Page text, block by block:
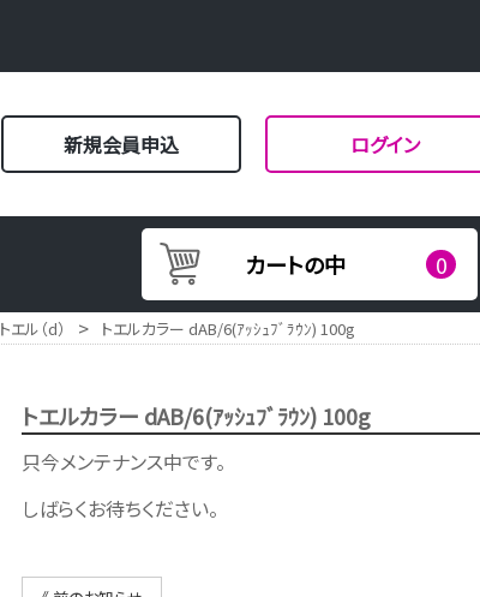
新規会員申込 ログイン
カートの中 0
トエル（d） > トエルカラー dAB/6(ｱｯｼｭﾌﾞﾗｳﾝ) 100g
トエルカラー dAB/6(ｱｯｼｭﾌﾞﾗｳﾝ) 100g
只今メンテナンス中です。
しばらくお待ちください。